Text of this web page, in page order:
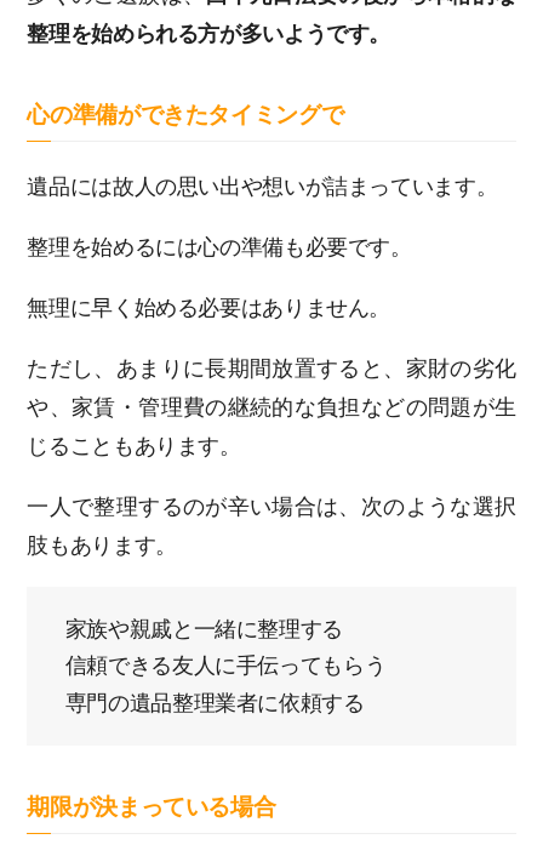
整理を始められる方が多いようです。
心の準備ができたタイミングで
遺品には故人の思い出や想いが詰まっています。
整理を始めるには心の準備も必要です。
無理に早く始める必要はありません。
ただし、あまりに長期間放置すると、家財の劣化
や、家賃・管理費の継続的な負担などの問題が生
じることもあります。
一人で整理するのが辛い場合は、次のような選択
肢もあります。
家族や親戚と一緒に整理する
信頼できる友人に手伝ってもらう
専門の遺品整理業者に依頼する
期限が決まっている場合